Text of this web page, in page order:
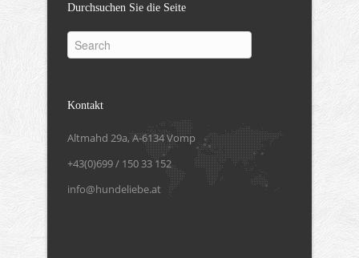
Durchsuchen Sie die Seite
Kontakt
Altmahd 29a, A-6134 Vomp
+43(0)699 / 150 33 152
info@hundeliebe.at